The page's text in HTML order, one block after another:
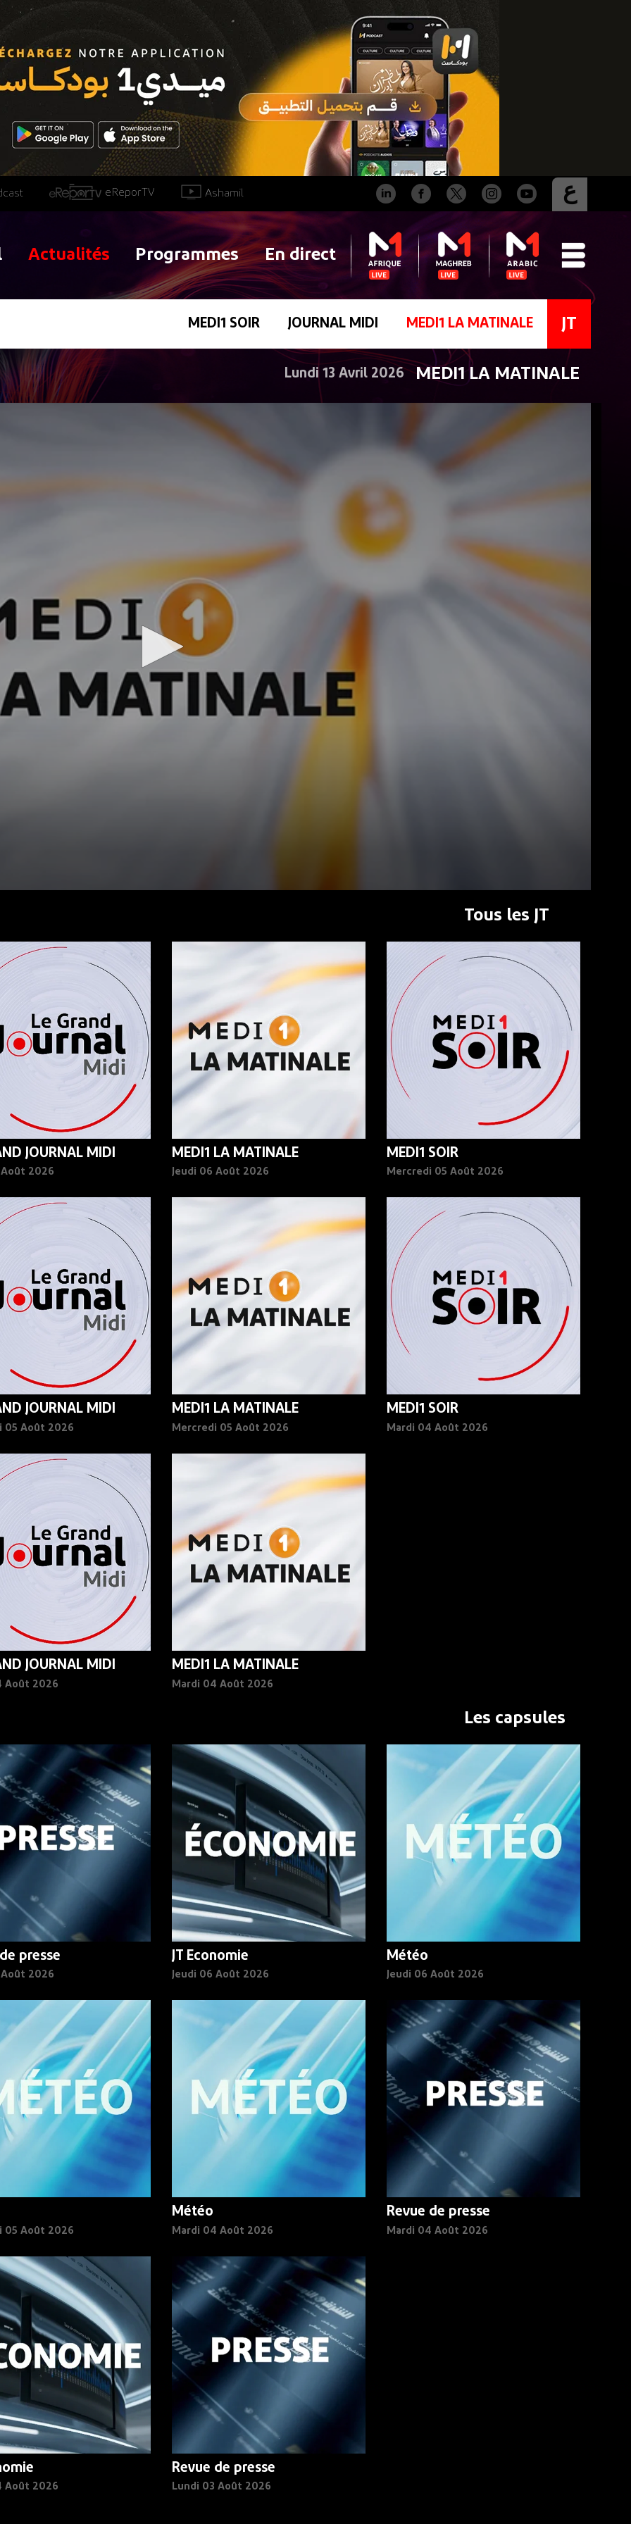
ع Ashamil
eReporTV
En direct
Programmes
Actualités
MEDI1 SOIR JOURNAL MIDI MEDI1 LA MATINALE JT
Lundi 13 Avril 2026 MEDI1 LA MATINALE
Regarder la vidéo
Tous les JT
JOURNAL MIDI
2026
MEDI1 LA MATINALE
Jeudi 06 Août 2026
MEDI1 SOIR
Mercredi 05 Août 2026
JOURNAL MIDI
05 Août 2026
MEDI1 LA MATINALE
Mercredi 05 Août 2026
MEDI1 SOIR
Mardi 04 Août 2026
JOURNAL MIDI
Août 2026
MEDI1 LA MATINALE
Mardi 04 Août 2026
Les capsules
presse
2026
JT Economie
Jeudi 06 Août 2026
Météo
Jeudi 06 Août 2026
05 Août 2026
Météo
Mardi 04 Août 2026
Revue de presse
Mardi 04 Août 2026
Août 2026
Revue de presse
Lundi 03 Août 2026